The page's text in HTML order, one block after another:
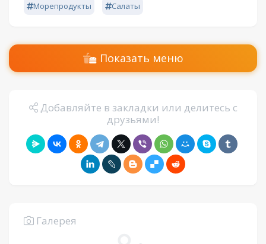
Морепродукты Салаты
Показать меню
Добавляйте в закладки или делитесь с
друзьями!
Галерея